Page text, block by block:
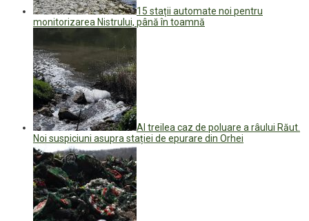
15 stații automate noi pentru
monitorizarea Nistrului, până în toamnă
Al treilea caz de poluare a râului Răut.
Noi suspiciuni asupra stației de epurare din Orhei